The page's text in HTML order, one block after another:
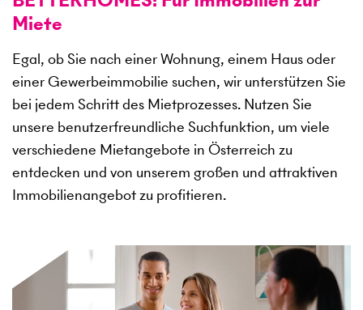
Miete
Egal, ob Sie nach einer Wohnung, einem Haus oder
einer Gewerbeimmobilie suchen, wir unterstützen Sie
bei jedem Schritt des Mietprozesses. Nutzen Sie
unsere benutzerfreundliche Suchfunktion, um viele
verschiedene Mietangebote in Österreich zu
entdecken und von unserem großen und attraktiven
Immobilienangebot zu profitieren.